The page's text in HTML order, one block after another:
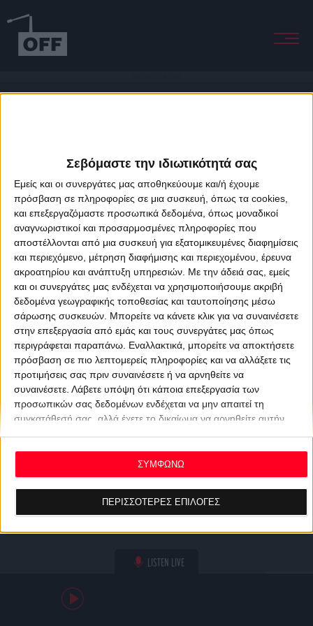
Σεβόμαστε την ιδιωτικότητά σας
Εμείς και οι συνεργάτες μας αποθηκεύουμε και/ή έχουμε
πρόσβαση σε πληροφορίες σε μια συσκευή, όπως τα cookies,
και επεξεργαζόμαστε προσωπικά δεδομένα, όπως μοναδικοί
αναγνωριστικοί και προσαρμοσμένες πληροφορίες που
αποστέλλονται από μια συσκευή για εξατομικευμένες διαφημίσεις
και περιεχόμενο, μέτρηση διαφήμισης και περιεχομένου, έρευνα
ακροατηρίου και ανάπτυξη υπηρεσιών. Με την άδειά σας, εμείς
και οι συνεργάτες μας ενδέχεται να χρησιμοποιήσουμε ακριβή
δεδομένα γεωγραφικής τοποθεσίας και ταυτοποίησης μέσω
σάρωσης συσκευών. Μπορείτε να κάνετε κλικ για να συναινέσετε
στην επεξεργασία από εμάς και τους συνεργάτες μας όπως
περιγράφεται παραπάνω. Εναλλακτικά, μπορείτε να αποκτήσετε
πρόσβαση σε πιο λεπτομερείς πληροφορίες και να αλλάξετε τις
προτιμήσεις σας πριν συναινέσετε ή να αρνηθείτε να
συναινέσετε. Λάβετε υπόψη ότι κάποια επεξεργασία των
προσωπικών σας δεδομένων ενδέχεται να μην απαιτεί τη
συγκατάθεσή σας, αλλά έχετε το δικαίωμα να αρνηθείτε αυτήν
ανακαλέσετε τη συγκατάθεσή σας ανά πάσα στιγμή
επιστρέφοντας σε αυτόν τον ιστότοπο και κάνοντας κλικ στο
κουμπί "Απορρήτου" στο κάτω μέρος της ιστοσελίδας.
ΠΕΡΙΣΣΟΤΕΡΕΣ ΕΠΙΛΟΓΕΣ
ΣΥΜΦΩΝΩ
LISTEN LIVE
About Offradio Business Class Terms & Conditions
Privacy Policy
Designed & developed byporcupine colors&Fotis Alexandrou